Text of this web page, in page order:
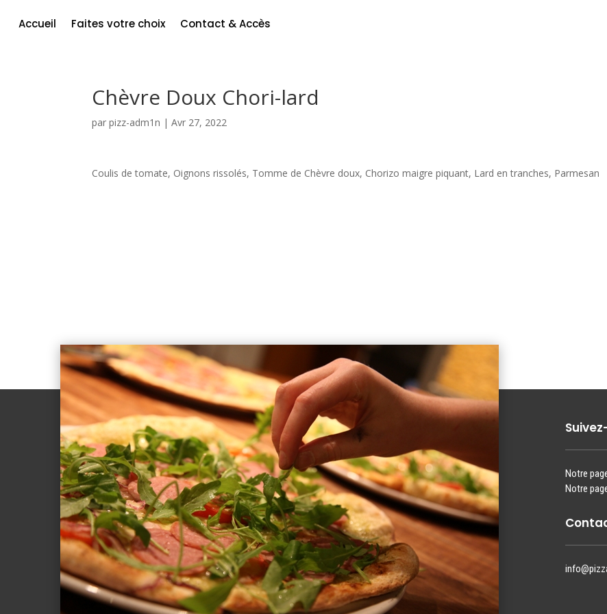
Accueil Faites votre choix Contact & Accès
Chèvre Doux Chori-lard
parpizz-adm1n |Avr 27, 2022
Coulis de tomate, Oignons rissolés, Tomme de Chèvre doux, Chorizo maigre piquant, Lard en tranches, Parmesan
Notre
Notre